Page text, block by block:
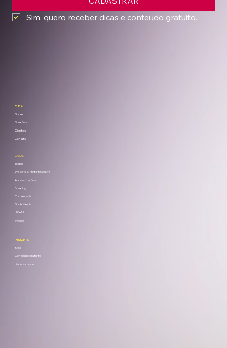
Sim, quero receber dicas e conteudo gratuito.
CH34
Sobre
Soluções
Clientes
Contato
CASES
Todos
Websites, Hotsites e LPs
Apresentações
Branding
Comunicação
Social Media
UX e UI
Vídeos
INSIGHTS
Blog
Conteúdo gratuito
Livros e cursos